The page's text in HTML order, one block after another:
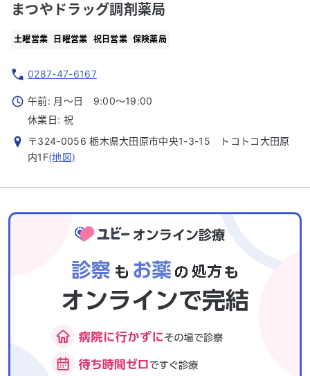
まつやドラッグ調剤薬局
土曜営業 日曜営業 祝日営業 保険薬局
0287-47-6167
午前: 月～日 9:00～19:00
休業日: 祝
〒324-0056 栃木県大田原市中央1-3-15 トコトコ大田原
内1F(地図)